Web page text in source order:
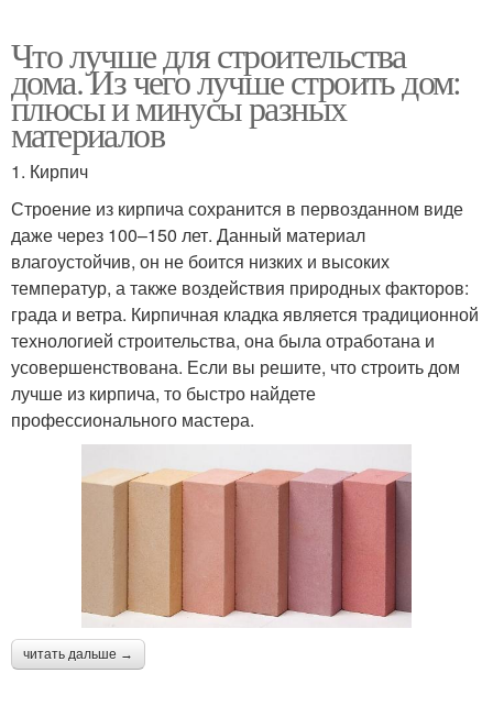
Что лучше для строительства
дома. Из чего лучше строить дом:
плюсы и минусы разных
материалов
1. Кирпич
Строение из кирпича сохранится в первозданном виде
даже через 100–150 лет. Данный материал
влагоустойчив, он не боится низких и высоких
температур, а также воздействия природных факторов:
града и ветра. Кирпичная кладка является традиционной
технологией строительства, она была отработана и
усовершенствована. Если вы решите, что строить дом
лучше из кирпича, то быстро найдете
профессионального мастера.
читать дальше →